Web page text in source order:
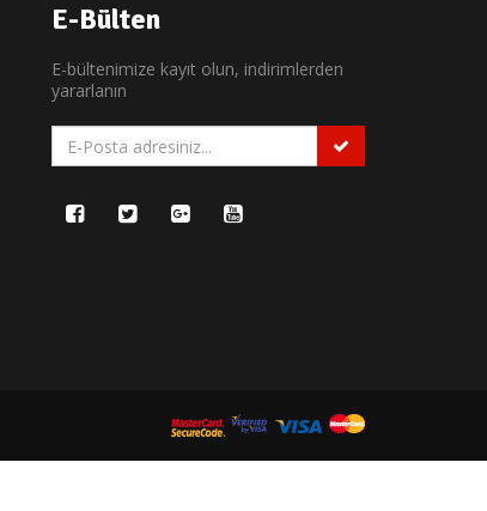
E-Bülten
E-bültenimize kayıt olun, indirimlerden
yararlanın